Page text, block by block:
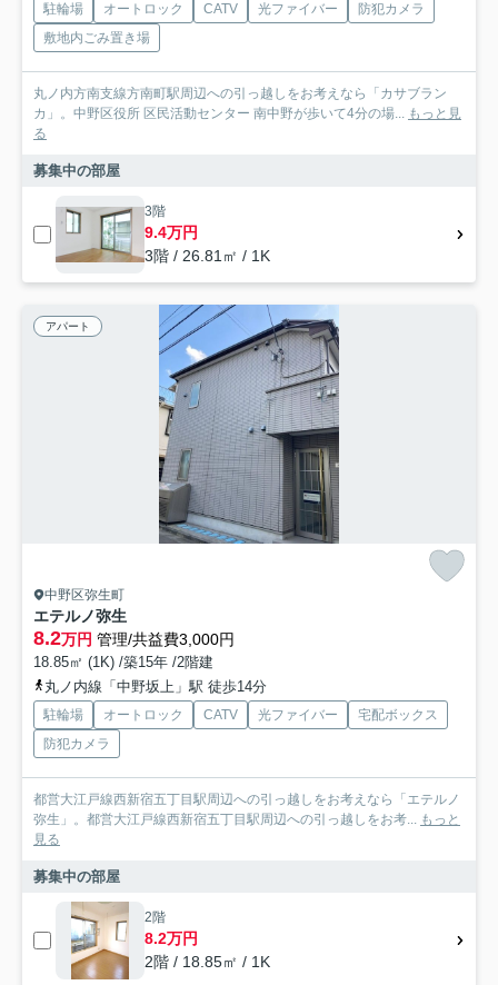
駐輪場 オートロック CATV 光ファイバー
防犯カメラ
敷地内ごみ置き場
丸ノ内方南支線方南町駅周辺への引っ越しをお考えなら「カサブラン
カ」。中野区役所 区民活動センター 南中野が歩いて4分の場... もっと見
る
募集中の部屋
3階
9.4万円
3階 / 26.81㎡ / 1K
アパート
中野区弥生町
エテルノ弥生
8.2万円 管理/共益費3,000円
18.85㎡ (1K) /築15年 /2階建
丸ノ内線「中野坂上」駅 徒歩14分
駐輪場 オートロック CATV 光ファイバー
宅配ボックス
防犯カメラ
都営大江戸線西新宿五丁目駅周辺への引っ越しをお考えなら「エテルノ
弥生」。都営大江戸線西新宿五丁目駅周辺への引っ越しをお考... もっと
見る
募集中の部屋
2階
8.2万円
2階 / 18.85㎡ / 1K